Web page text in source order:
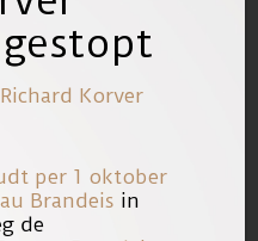
geïnformeerd
losgelaten.
het informeren
lijken hier niet
Korver
per 1 oktober
Brandeis in
de